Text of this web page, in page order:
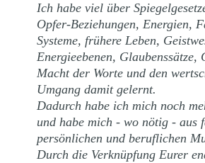
Ich habe viel über
Opfer-Beziehungen, Energien,
Systeme, frühere Leben,
Energieebenen, Glaubenssätze,
Macht der Worte und den
Umgang damit gelernt.
Dadurch habe ich mich noch
und habe mich - wo nötig - aus
persönlichen und beruflichen
Durch die Verknüpfung Eurer